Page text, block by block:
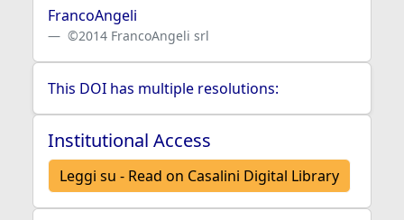
FrancoAngeli
©2014 FrancoAngeli srl
This DOI has multiple resolutions:
Institutional Access
Leggi su - Read on Casalini Digital Library